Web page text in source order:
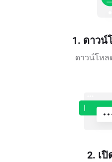
1. ดาวน์
ดาวน์โหล
2. เ